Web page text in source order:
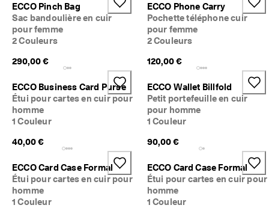
ECCO Pinch Bag
Sac bandoulière en cuir
pour femme
2 Couleurs
290,00 €
ECCO Phone Carry
Pochette téléphone cuir
pour femme
2 Couleurs
120,00 €
ECCO Business Card Purse
Étui pour cartes en cuir pour
homme
1 Couleur
40,00 €
ECCO Wallet Billfold
Petit portefeuille en cuir
pour homme
1 Couleur
90,00 €
ECCO Card Case Formal
Étui pour cartes en cuir pour
homme
1 Couleur
ECCO Card Case Formal
Étui pour cartes en cuir pour
homme
1 Couleur